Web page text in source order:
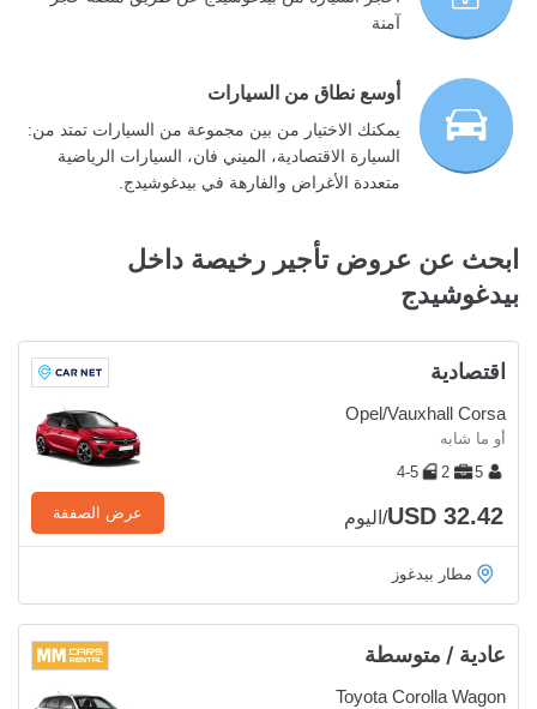
آمنة
أوسع نطاق من السيارات
يمكنك الاختيار من بين مجموعة من السيارات تمتد من:
السيارة الاقتصادية، الميني فان، السيارات الرياضية
متعددة الأغراض والفارهة في بيدغوشيدج.
ابحث عن عروض تأجير رخيصة داخل
بيدغوشيدج
اقتصادية
Opel/Vauxhall Corsa
أو ما شابه
5
2
4-5
USD 32.42/اليوم عرض الصفقة
مطار بيدغوز
عادية / متوسطة
Toyota Corolla Wagon